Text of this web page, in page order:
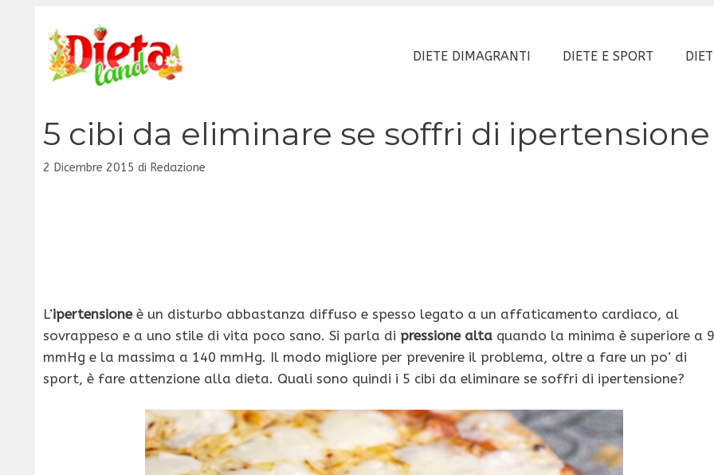
contenuto
DIETE DIMAGRANTI DIETE E SPORT
5 cibi da eliminare se soffri di ipertensione
2 Dicembre 2015 di Redazione
L’ipertensioneè un disturbo abbastanza diffuso e spesso legato a un affaticamento cardiaco, al
sovrappeso e a uno stile di vita poco sano. Si parla di pressione alta quando la minima è superiore a
mmHg e la massima a 140 mmHg. Il modo migliore per prevenire il problema, oltre a fare un po’ di
sport, è fare attenzione alla dieta. Quali sono quindi i 5 cibi da eliminare se soffri di ipertensione?